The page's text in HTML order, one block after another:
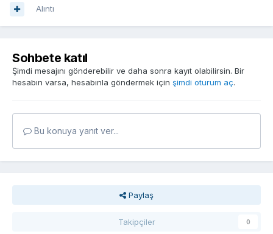
Alıntı
Sohbete katıl
Şimdi mesajını gönderebilir ve daha sonra kayıt olabilirsin. Bir
hesabın varsa, hesabınla göndermek için şimdi oturum aç.
Bu konuya yanıt ver...
Paylaş
Takipçiler 0